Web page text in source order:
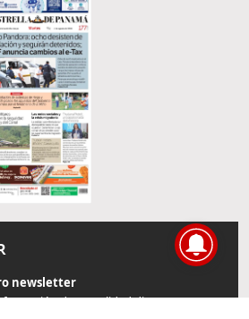
newsletter
de actualidad directamente en